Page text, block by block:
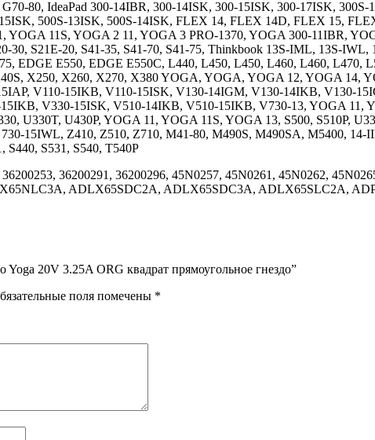
80, IdeaPad 300-14IBR, 300-14ISK, 300-15ISK, 300-17ISK,
500S-13ISK, 500S-14ISK, FLEX 14, FLEX 14D, FLEX 15,
YOGA 11S, YOGA 2 11, YOGA 3 PRO-1370, YOGA 300-11IBR,
30, S21E-20, S41-35, S41-70, S41-75, Thinkbook 13S-IML, 13S-
EDGE E550, EDGE E550C, L440, L450, L450, L460, L460, L470,
X250, X260, X270, X380 YOGA, YOGA, YOGA 12, YOGA 14,
V110-15IKB, V110-15ISK, V130-14IGM, V130-14IKB, V130-
V330-15ISK, V510-14IKB, V510-15IKB, V730-13, YOGA 11,
U330T, U430P, YOGA 11, YOGA 11S, YOGA 13, S500, S510P,
15IWL, Z410, Z510, Z710, M41-80, M490S, M490SA, M5400,
S531, S540, T540P
36200291, 36200296, 45N0257, 45N0261, 45N0262,
ADLX65SDC2A, ADLX65SDC3A, ADLX65SLC2A,
20V 3.25A ORG квадрат прямоугольное гнездо”
поля помечены *